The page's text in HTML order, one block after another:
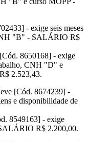
- exige seis meses
"B" - SALÁRIO R$
8650168] - exige
CNH "D" e
2.523,43.
[Cód. 8674239] -
e disponibilidade de
8549163] - exige
R$ 2.200,00.